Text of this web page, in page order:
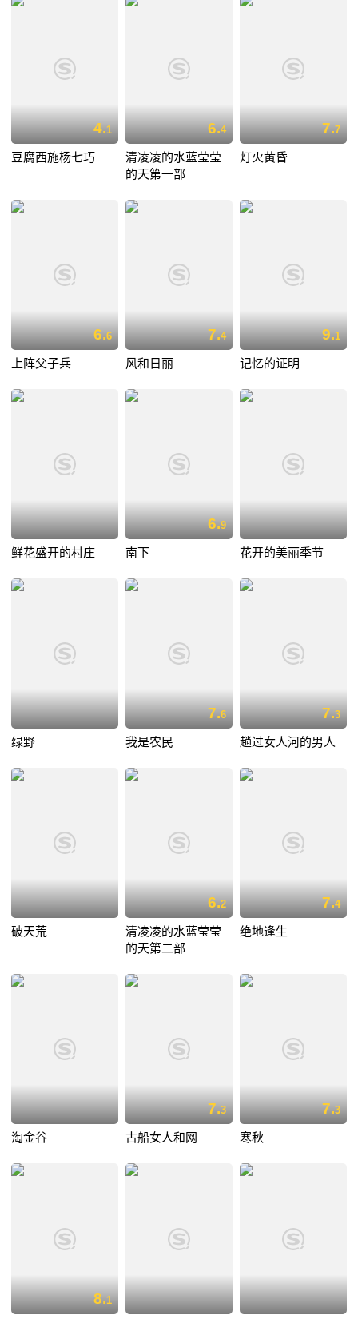
4.1
豆腐西施杨七巧
6.4
清凌凌的水蓝莹莹
的天第一部
7.7
灯火黄昏
6.6
上阵父子兵
7.4
风和日丽
9.1
记忆的证明
鲜花盛开的村庄
6.9
南下 花开的美丽季节
绿野
7.6
我是农民
7.3
趟过女人河的男人
破天荒
6.2
清凌凌的水蓝莹莹
的天第二部
7.4
绝地逢生
淘金谷
7.3
古船女人和网
7.3
寒秋
8.1